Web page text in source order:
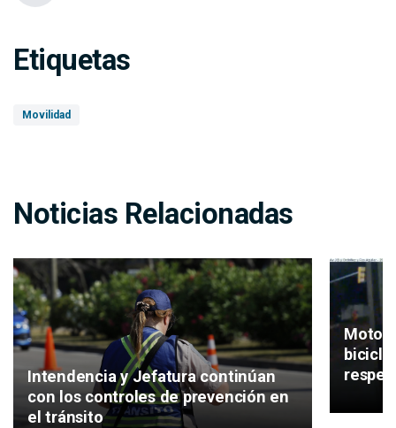
Etiquetas
Movilidad
Noticias Relacionadas
Intendencia y Jefatura continúan
con los controles de prevención en
el tránsito